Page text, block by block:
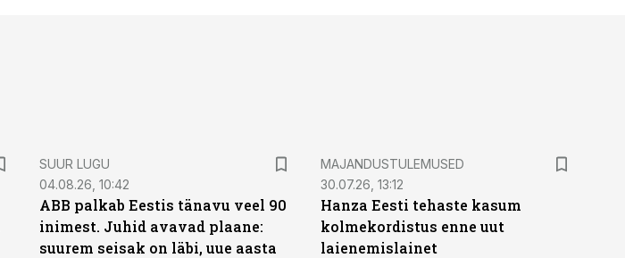
SUUR LUGU
04.08.26, 10:42
ABB palkab Eestis tänavu veel 90
inimest. Juhid avavad plaane:
suurem seisak on läbi, uue aasta
MAJANDUSTULEMUSED
30.07.26, 13:12
Hanza Eesti tehaste kasum
kolmekordistus enne uut
laienemislainet